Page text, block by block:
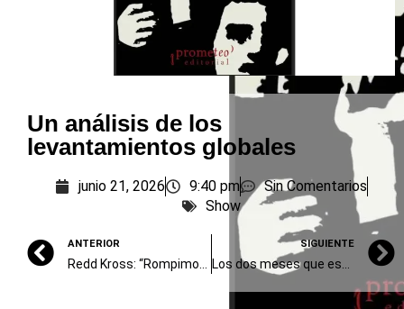
Un análisis de los
levantamientos globales
junio 21, 2026 9:40 pm
Sin Comentarios
Show
ANTERIOR
Redd Kross: “Rompimos todas las reglas dentro de nuestra pequeña subcultura”
SIGUIENTE
Los dos meses que estremecieron el mundo